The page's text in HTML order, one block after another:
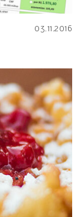
03.11.2016